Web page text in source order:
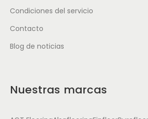
Condiciones del servicio
Contacto
Blog de noticias
Nuestras marcas